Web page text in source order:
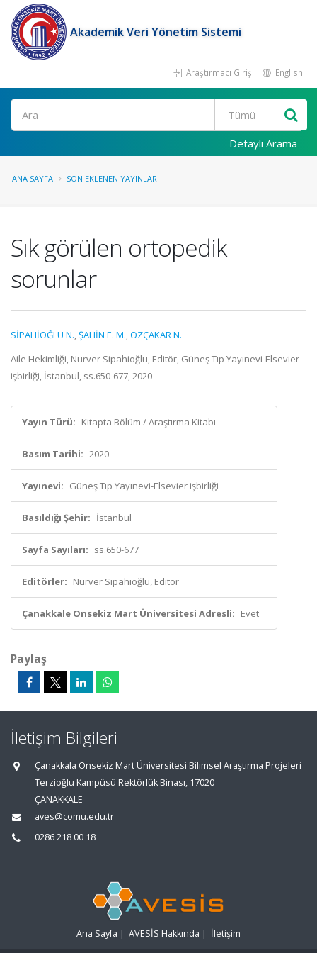
Akademik Veri Yönetim Sistemi
Araştırmacı Girişi English
Ara
Detaylı Arama
ANA SAYFA SON EKLENEN YAYINLAR
Sık görülen ortopedik
sorunlar
SİPAHİOĞLU N.,ŞAHİN E. M.,ÖZÇAKAR N.
Aile Hekimliği, Nurver Sipahioğlu, Editör, Güneş Tıp Yayınevi-Elsevier
işbirliği, İstanbul, ss.650-677, 2020
Yayın Türü: Kitapta Bölüm / Araştırma Kitabı
Basım Tarihi: 2020
Yayınevi: Güneş Tıp Yayınevi-Elsevier işbirliği
Basıldığı Şehir: İstanbul
Sayfa Sayıları: ss.650-677
Editörler: Nurver Sipahioğlu, Editör
Çanakkale Onsekiz Mart Üniversitesi Adresli: Evet
Paylaş
İletişim Bilgileri
Çanakkala Onsekiz Mart Üniversitesi Bilimsel Araştırma Projeleri
Terzioğlu Kampüsü Rektörlük Binası, 17020
ÇANAKKALE
aves@comu.edu.tr
0286 218 00 18
Ana Sayfa | AVESİS Hakkında | İletişim